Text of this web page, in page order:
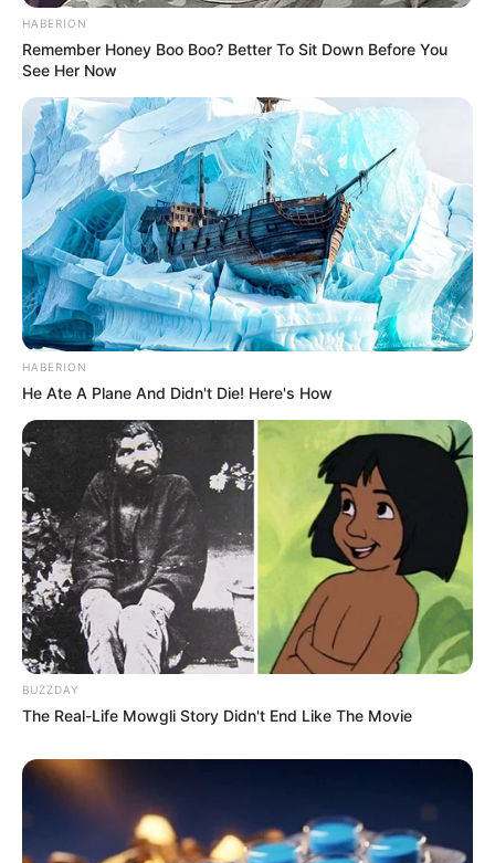
HABERION
Remember Honey Boo Boo? Better To Sit Down Before You
See Her Now
HABERION
He Ate A Plane And Didn't Die! Here's How
BUZZDAY
The Real-Life Mowgli Story Didn't End Like The Movie